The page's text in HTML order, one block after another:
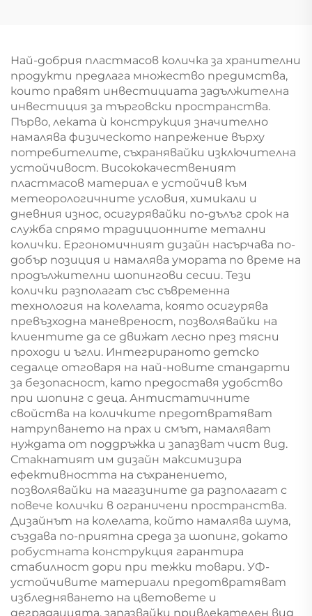
Най-добрия пластмасов количка за хранителни
продукти предлага множество предимства,
които правят инвестициата задължителна
инвестиция за търговски пространства.
Първо, леката ѝ конструкция значително
намалява физическото напрежение върху
потребителите, съхранявайки изключителна
устойчивост. Висококачественият
пластмасов материал е устойчив към
метеорологичните условия, химикали и
дневния износ, осигурявайки по-дълъг срок на
служба спрямо традиционните метални
колички. Ергономичният дизайн насърчава по-
добър позиция и намалява умората по време на
продължителни шопингови сесии. Тези
колички разполагат със съвременна
технология на колелата, която осигурява
превъзходна маневреност, позволявайки на
клиентите да се движат лесно през тясни
проходи и ъгли. Интегрираното детско
седалце отговаря на най-новите стандарти
за безопасност, като предоставя удобство
при шопинг с деца. Антистатичните
свойства на количките предотвратяват
натрупването на прах и смът, намаляват
нуждата от поддръжка и запазват чист вид.
Стакнатият им дизайн максимизира
ефективността на съхранението,
позволявайки на магазините да разполагат с
повече колички в ограничени пространства.
Дизайнът на колелата, който намалява шума,
създава по-приятна среда за шопинг, докато
робустната конструкция гарантира
стабилност дори при тежки товари. УФ-
устойчивите материали предотвратяват
избледняването на цветовете и
деградацията, запазвайки привлекателен вид